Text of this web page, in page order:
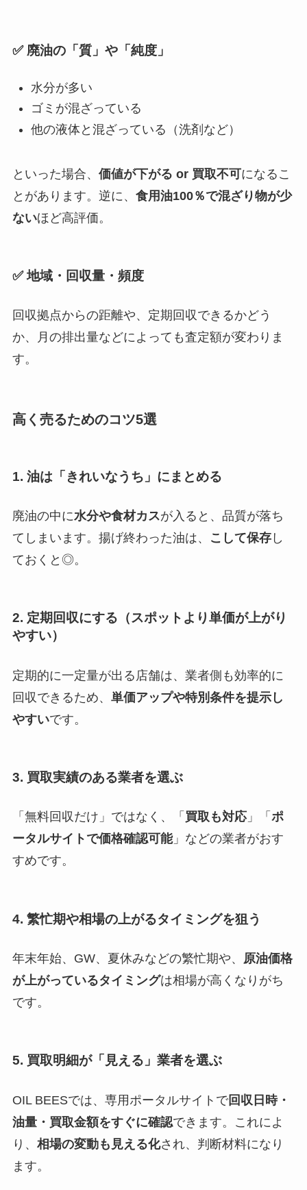
✅ 廃油の「質」や「純度」
水分が多い
ゴミが混ざっている
他の液体と混ざっている（洗剤など）
といった場合、 価値が下がる or 買取不可になるこ
とがあります。逆に、 食用油100％で混ざり物が少
ないほど高評価。
✅ 地域・回収量・頻度
回収拠点からの距離や、定期回収できるかどう
か、月の排出量などによっても査定額が変わりま
す。
高く売るためのコツ5選
1. 油は「きれいなうち」にまとめる
廃油の中に水分や食材カスが入ると、品質が落ち
てしまいます。揚げ終わった油は、
こして保存し
ておくと◎。
2. 定期回収にする（スポットより単価が上がり
やすい）
定期的に一定量が出る店舗は、業者側も効率的に
回収できるため、 単価アップや特別条件を提示し
やすいです。
3. 買取実績のある業者を選ぶ
「無料回収だけ」ではなく、「 買取も対応」「 ポ
ータルサイトで価格確認可能」などの業者がおす
すめです。
4. 繁忙期や相場の上がるタイミングを狙う
年末年始、GW、夏休みなどの繁忙期や、
原油価格
が上がっているタイミングは相場が高くなりがち
です。
5. 買取明細が「見える」業者を選ぶ
OIL BEESでは、専用ポータルサイトで回収日時・
油量・買取金額をすぐに確認できます。これによ
り、 相場の変動も見える化され、判断材料になり
ます。